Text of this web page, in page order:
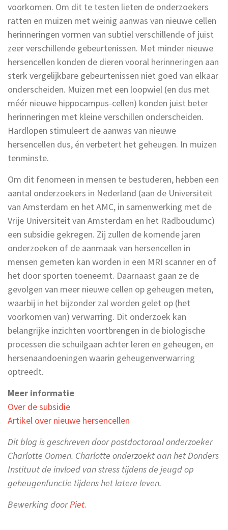
voorkomen. Om dit te testen lieten de onderzoekers
ratten en muizen met weinig aanwas van nieuwe cellen
herinneringen vormen van subtiel verschillende of juist
zeer verschillende gebeurtenissen. Met minder nieuwe
hersencellen konden de dieren vooral herinneringen aan
sterk vergelijkbare gebeurtenissen niet goed van elkaar
onderscheiden. Muizen met een loopwiel (en dus met
méér nieuwe hippocampus-cellen) konden juist beter
herinneringen met kleine verschillen onderscheiden.
Hardlopen stimuleert de aanwas van nieuwe
hersencellen dus, én verbetert het geheugen. In muizen
tenminste.
Om dit fenomeen in mensen te bestuderen, hebben een
aantal onderzoekers in Nederland (aan de Universiteit
van Amsterdam en het AMC, in samenwerking met de
Vrije Universiteit van Amsterdam en het Radboudumc)
een subsidie gekregen. Zij zullen de komende jaren
onderzoeken of de aanmaak van hersencellen in
mensen gemeten kan worden in een MRI scanner en of
het door sporten toeneemt. Daarnaast gaan ze de
gevolgen van meer nieuwe cellen op geheugen meten,
waarbij in het bijzonder zal worden gelet op (het
voorkomen van) verwarring. Dit onderzoek kan
belangrijke inzichten voortbrengen in de biologische
processen die schuilgaan achter leren en geheugen, en
hersenaandoeningen waarin geheugenverwarring
optreedt.
Meer informatie
Over de subsidie
Artikel over nieuwe hersencellen
Dit blog is geschreven door postdoctoraal onderzoeker
Charlotte Oomen. Charlotte onderzoekt aan het Donders
Instituut de invloed van stress tijdens de jeugd op
geheugenfunctie tijdens het latere leven.
Bewerking doorPiet.